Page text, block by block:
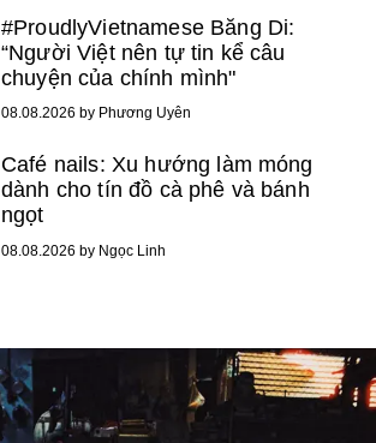
#ProudlyVietnamese Băng Di:
“Người Việt nên tự tin kể câu
chuyện của chính mình"
08.08.2026 by Phương Uyên
Café nails: Xu hướng làm móng
dành cho tín đồ cà phê và bánh
ngọt
08.08.2026 by Ngọc Linh